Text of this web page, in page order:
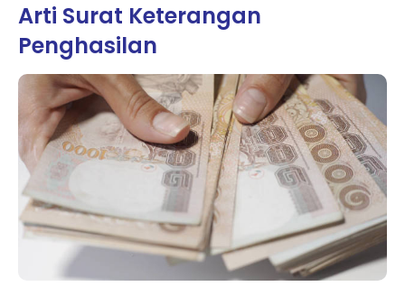
Arti Surat Keterangan
Penghasilan